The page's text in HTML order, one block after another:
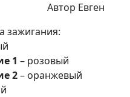
Автор Евген
зажигания:
1 – розовый
2– оранжевый